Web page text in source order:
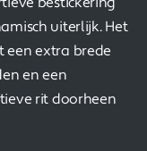
uiterlijk. Het
een extra brede
en een
rit doorheen